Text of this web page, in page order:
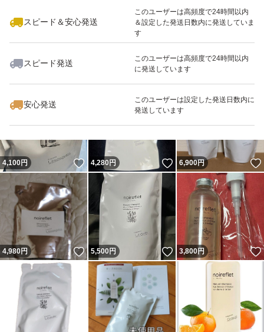
スピード＆安心発送
このユーザーは高頻度で24時間以内
＆設定した発送日数内に発送していま
す
スピード発送
このユーザーは高頻度で24時間以内
に発送しています
安心発送
このユーザーは設定した発送日数内に
発送しています
いいね！
6,100
4,100円 いいね！
4,280 円 いいね！
6,900円
4,980円 いいね！
5,500円 いいね！
3,800円